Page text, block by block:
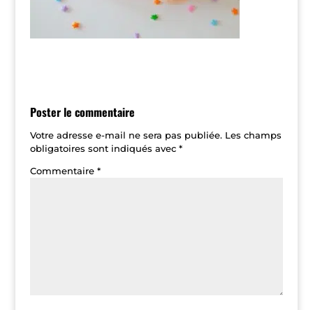
Poster le commentaire
Votre adresse e-mail ne sera pas publiée. Les champs
obligatoires sont indiqués avec *
Commentaire *